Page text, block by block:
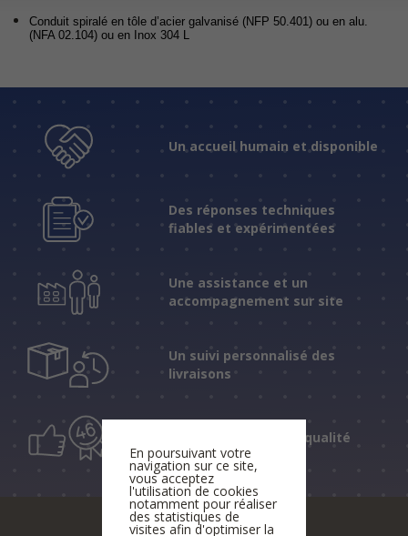
Conduit spiralé en tôle d’acier galvanisé (NFP 50.401) ou en alu.
(NFA 02.104) ou en Inox 304 L
Un accueil humain et disponible
Des réponses techniques
fiables et expérimentées
Une assistance et un
accompagnement sur site
Un suivi personnalisé des
livraisons
46 ans de conseil de qualité
En poursuivant votre
navigation sur ce site,
vous acceptez
l'utilisation de cookies
notamment pour réaliser
des statistiques de
visites afin d'optimiser la